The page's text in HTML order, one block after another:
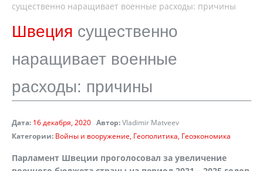
существенно наращивает военные расходы: причины
Швеция существенно
наращивает военные
расходы: причины
Дата: 16 декабря, 2020 Автор:Vladimir Matveev
Категории: Войны и вооружение Геополитика Геоэкономика
Парламент Швеции проголосовал за увеличение